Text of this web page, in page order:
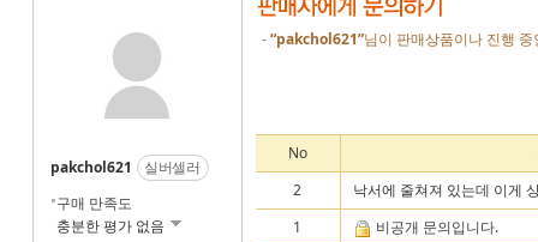
pakchol621
실버셀러
구매 만족도
충분한 평가 없음
-“pakchol621”님이 판매상품이나 진행
No
2
낙서에 줄쳐져 있는데 이게
1
비공개 문의입니다.